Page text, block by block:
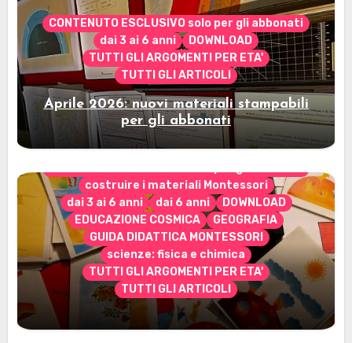
CONTENUTO ESCLUSIVO solo per gli abbonati
dai 3 ai 6 anni
DOWNLOAD
TUTTI GLI ARGOMENTI PER ETA'
TUTTI GLI ARTICOLI
Aprile 2026: nuovi materiali stampabili
per gli abbonati
costruire i materiali Montessori
dai 3 ai 6 anni
dai 6 anni
DOWNLOAD
EDUCAZIONE COSMICA
GEOGRAFIA
GUIDA DIDATTICA MONTESSORI
scienze: fisica e chimica
TUTTI GLI ARGOMENTI PER ETA'
TUTTI GLI ARTICOLI
Marzo 2026: nuovi materiali stampabili
per gli abbonati